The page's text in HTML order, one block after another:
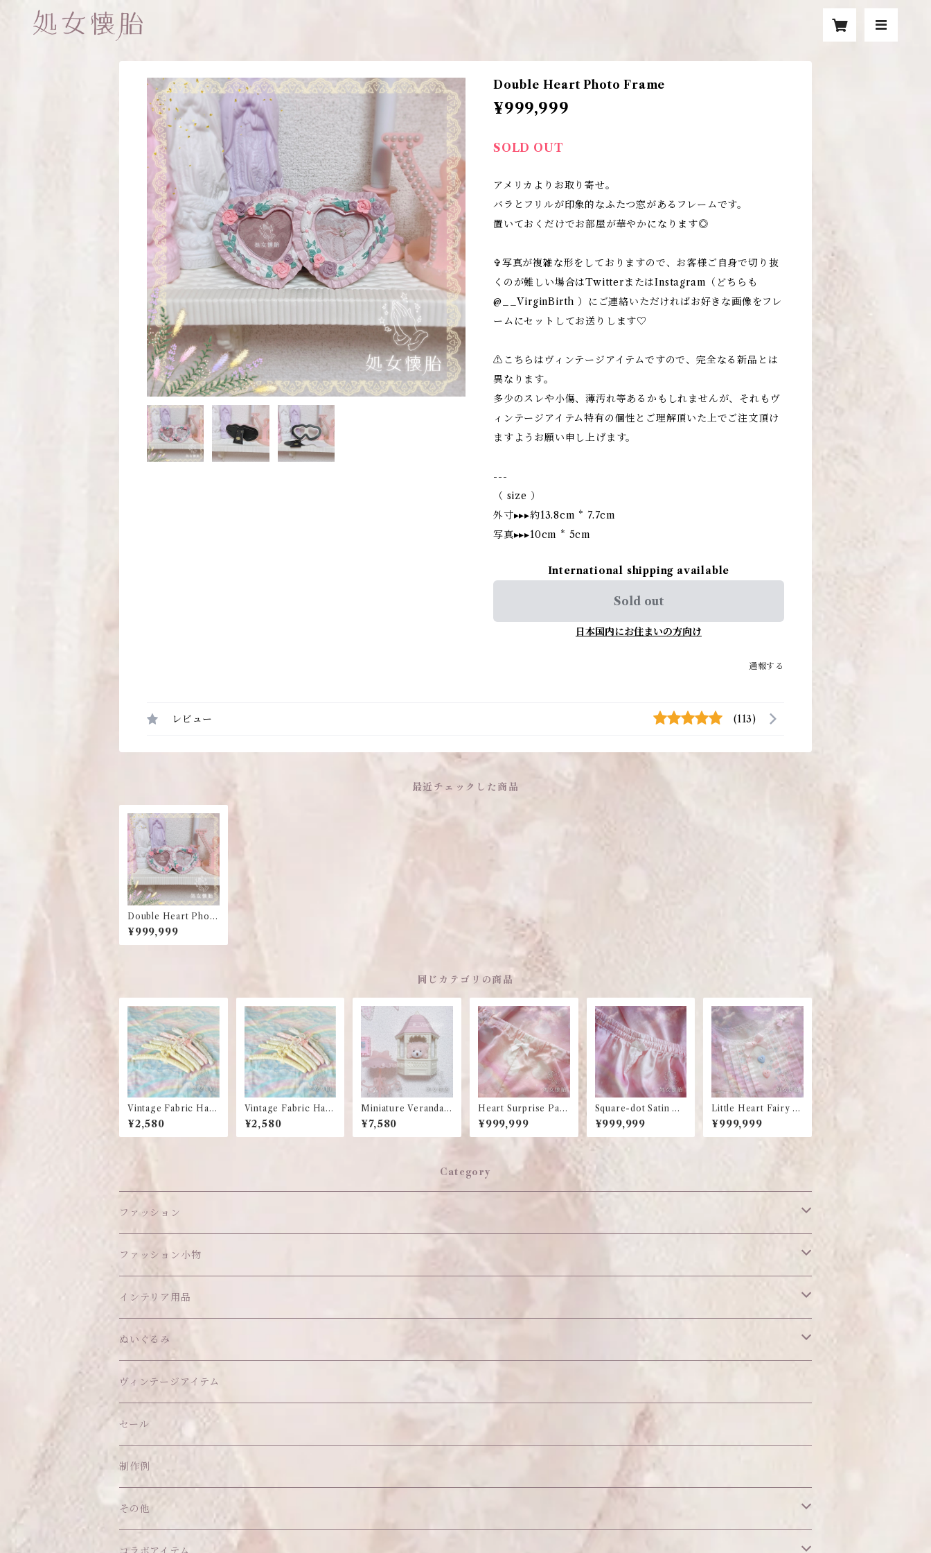
Double Heart Photo Frame
¥999,999
SOLD OUT
アメリカよりお取り寄せ。
バラとフリルが印象的なふたつ窓があるフレームです。
置いておくだけでお部屋が華やかになります◎
✞写真が複雑な形をしておりますので、お客様ご自身で切り抜
くのが難しい場合はTwitterまたはInstagram（どちらも
@__VirginBirth ）にご連絡いただければお好きな画像をフレ
ームにセットしてお送りします♡
⚠︎こちらはヴィンテージアイテムですので、完全なる新品とは
異なります。
多少のスレや小傷、薄汚れ等あるかもしれませんが、それもヴ
ィンテージアイテム特有の個性とご理解頂いた上でご注文頂け
ますようお願い申し上げます。
---
（ size ）
外寸▸▸▸約13.8cm * 7.7cm
写真▸▸▸10cm * 5cm
International shipping available
Sold out
日本国内にお住まいの方向け
通報する
レビュー (113)
最近チェックした商品
Double Heart Photo
Frame
¥999,999
同じカテゴリの商品
Vintage Fabric Han
gers
¥2,580
Vintage Fabric Han
gers
¥2,580
Miniature Veranda
Wall Decoration
¥7,580
Heart Surprise Paja
mas Pants
¥999,999
Square-dot Satin Paj
amas Pants
¥999,999
Little Heart Fairy O
P
¥999,999
Category
ファッション
ワンピース
アウター
トップス
ボトムス
ファッション小物
ヘッドアイテム
ヘアクリップ
ヘッドドレス
アクセサリー
イヤリング
ピアス
ソックス
バッグ
ショルダーバッグ
お散歩バッグ
ポーチ
コインケース
カードケース
キーホルダー
その他
インテリア用品
オブジェ
ウォールデコ
その他
ティッシュケース
クッション・座布団
ハンガー
マット
ぬいぐるみ
ぬいちゃん本体
アクセサリー
ヘッドドレス Sサイズ
ヘッドドレス Mサイズ
アウトフィット
その他
ヴィンテージアイテム
セール
制作例
その他
あこがれシリーズ